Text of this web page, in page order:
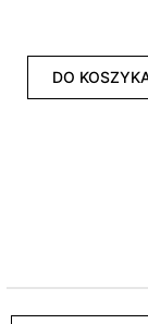
DO